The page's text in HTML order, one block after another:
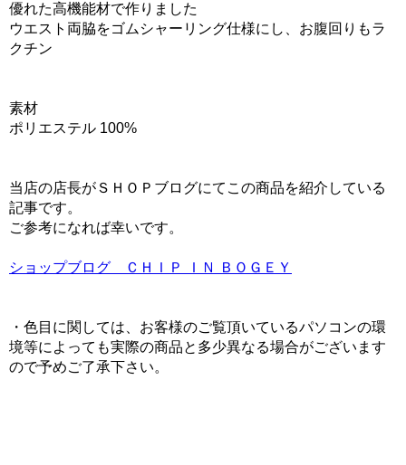
優れた高機能材で作りました
ウエスト両脇をゴムシャーリング仕様にし、お腹回りもラ
クチン
素材
ポリエステル 100%
当店の店長がＳＨＯＰブログにてこの商品を紹介している
記事です。
ご参考になれば幸いです。
ショップブログ ＣＨＩＰ ＩＮ ＢＯＧＥＹ
・色目に関しては、お客様のご覧頂いているパソコンの環
境等によっても実際の商品と多少異なる場合がございます
ので予めご了承下さい。